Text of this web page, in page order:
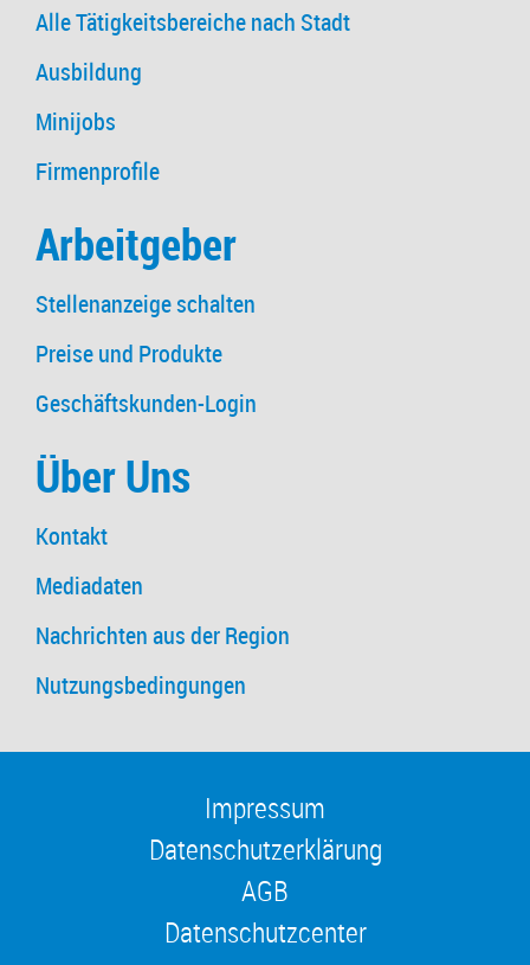
Alle Tätigkeitsbereiche nach Stadt
Ausbildung
Minijobs
Firmenprofile
Arbeitgeber
Stellenanzeige schalten
Preise und Produkte
Geschäftskunden-Login
Über Uns
Kontakt
Mediadaten
Nachrichten aus der Region
Nutzungsbedingungen
Impressum
Datenschutzerklärung
AGB
Datenschutzcenter